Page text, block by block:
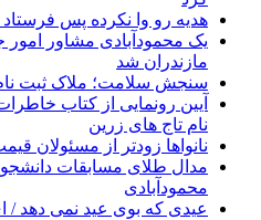
هدیه رو وا نکرده پس
یک محمودآبادی مشاور امور
مازندران شد
سنجش سلامت؛ ملاک ثبت
آیین رونمایی از کتاب
نام تاج های زرین
نانواها زودتر از مسئولان
مدال طلای مسابقات
محمودآبادی
عیدی که بوی عید نمی دهد